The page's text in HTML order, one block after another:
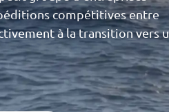
compétitives entre
à la transition vers